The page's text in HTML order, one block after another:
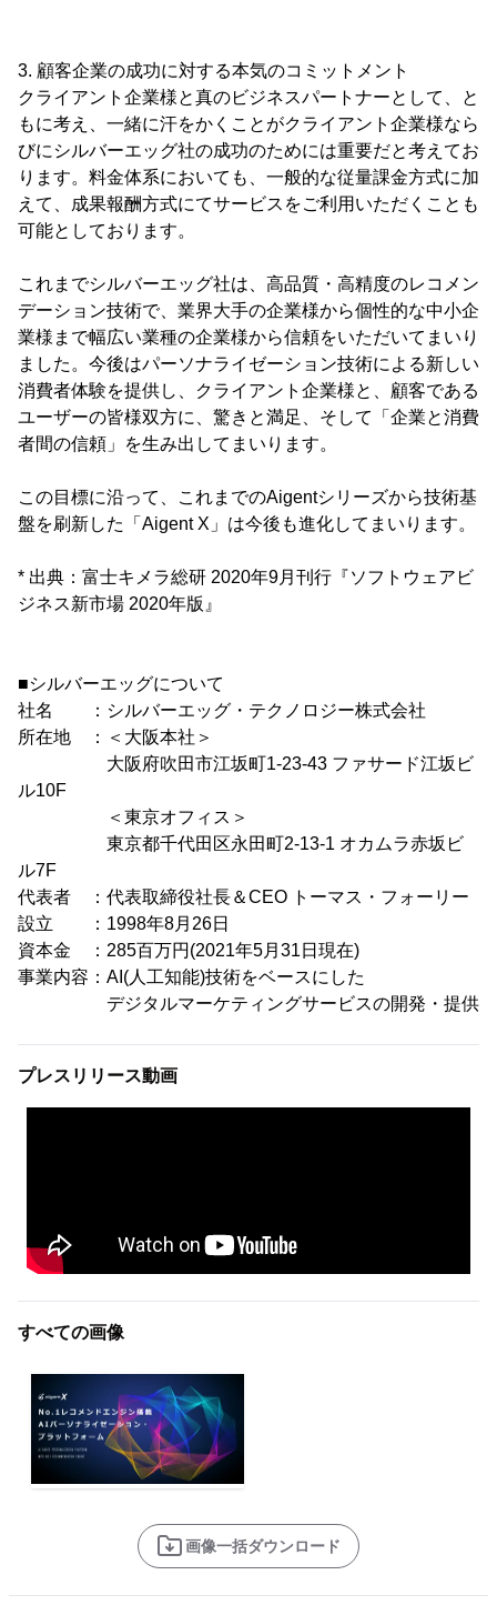
3. 顧客企業の成功に対する本気のコミットメント
クライアント企業様と真のビジネスパートナーとして、と
もに考え、一緒に汗をかくことがクライアント企業様なら
びにシルバーエッグ社の成功のためには重要だと考えてお
ります。料金体系においても、一般的な従量課金方式に加
えて、成果報酬方式にてサービスをご利用いただくことも
可能としております。
これまでシルバーエッグ社は、高品質・高精度のレコメン
デーション技術で、業界大手の企業様から個性的な中小企
業様まで幅広い業種の企業様から信頼をいただいてまいり
ました。今後はパーソナライゼーション技術による新しい
消費者体験を提供し、クライアント企業様と、顧客である
ユーザーの皆様双方に、驚きと満足、そして「企業と消費
者間の信頼」を生み出してまいります。
この目標に沿って、これまでのAigentシリーズから技術基
盤を刷新した「Aigent X」は今後も進化してまいります。
* 出典：富士キメラ総研 2020年9月刊行『ソフトウェアビ
ジネス新市場 2020年版』
■シルバーエッグについて
社名 ：シルバーエッグ・テクノロジー株式会社
所在地 ：＜大阪本社＞
大阪府吹田市江坂町1-23-43 ファサード江坂ビ
ル10F
＜東京オフィス＞
東京都千代田区永田町2-13-1 オカムラ赤坂ビ
ル7F
代表者 ：代表取締役社長＆CEO トーマス・フォーリー
設立 ：1998年8月26日
資本金 ：285百万円(2021年5月31日現在)
事業内容：AI(人工知能)技術をベースにした
デジタルマーケティングサービスの開発・提供
プレスリリース動画
すべての画像
画像一括ダウンロード